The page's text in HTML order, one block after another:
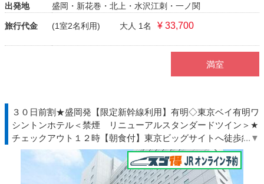
出発地
盛岡・新花巻・北上・水沢江刺・一ノ関
旅行代金 (1室2名利用) 大人 1名 ¥ 33,700
満室
３０日前割★盛岡発【限定新幹線利用】有明◇東京ベイ有明ワ
シントンホテル＜禁煙 リニューアルスタンダードツイン＞★
チェックアウト１２時【朝食付】東京ビッグサイトへ徒歩約5
分◆ＴＤＲ夏◇ＪＲきっぷ駅受取